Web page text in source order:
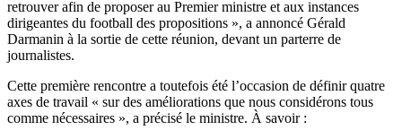
retrouver afin de proposer au Premier ministre et aux instances
dirigeantes du football des propositions », a annoncé Gérald
Darmanin à la sortie de cette réunion, devant un parterre de
journalistes.
Cette première rencontre a toutefois été l’occasion de définir quatre
axes de travail « sur des améliorations que nous considérons tous
comme nécessaires », a précisé le ministre. À savoir :